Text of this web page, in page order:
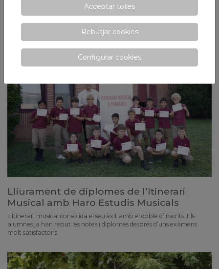
Dues mencions d’honor per al Víctor Villa (9,4) i l’Hugo Franganillo (9)
i unes notes que ens situen per sobre de la mitjana de Catalunya
Lliurament de diplomes de l’Itinerari
Musical amb Haro Estudis Musicals
L’Itinerari musical consolida el seu èxit amb el doble d’inscrits. Els
alumnes ja han rebut les notes i diplomes després d’uns exàmens
molt satisfactoris.
Acceptar totes
Rebutjar cookies
Configurar cookies